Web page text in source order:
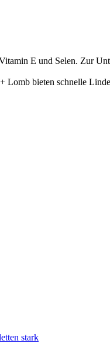
E und Selen. Zur
Lomb bieten schnelle
stark